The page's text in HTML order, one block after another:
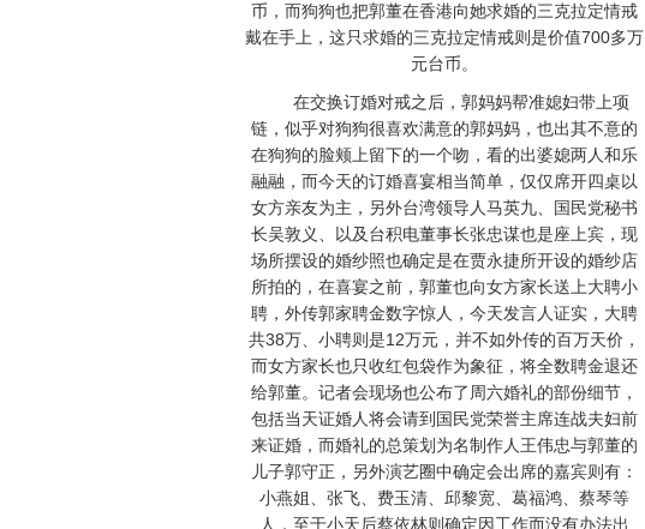
币，而狗狗也把郭董在香港向她求婚的三克拉定情戒
戴在手上，这只求婚的三克拉定情戒则是价值700多万
元台币。
在交换订婚对戒之后，郭妈妈帮准媳妇带上项
链，似乎对狗狗很喜欢满意的郭妈妈，也出其不意的
在狗狗的脸颊上留下的一个吻，看的出婆媳两人和乐
融融，而今天的订婚喜宴相当简单，仅仅席开四桌以
女方亲友为主，另外台湾领导人马英九、国民党秘书
长吴敦义、以及台积电董事长张忠谋也是座上宾，现
场所摆设的婚纱照也确定是在贾永捷所开设的婚纱店
所拍的，在喜宴之前，郭董也向女方家长送上大聘小
聘，外传郭家聘金数字惊人，今天发言人证实，大聘
共38万、小聘则是12万元，并不如外传的百万天价，
而女方家长也只收红包袋作为象征，将全数聘金退还
给郭董。记者会现场也公布了周六婚礼的部份细节，
包括当天证婚人将会请到国民党荣誉主席连战夫妇前
来证婚，而婚礼的总策划为名制作人王伟忠与郭董的
儿子郭守正，另外演艺圈中确定会出席的嘉宾则有：
小燕姐、张飞、费玉清、邱黎宽、葛福鸿、蔡琴等
人，至于小天后蔡依林则确定因工作而没有办法出